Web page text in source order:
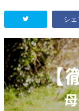
シェ